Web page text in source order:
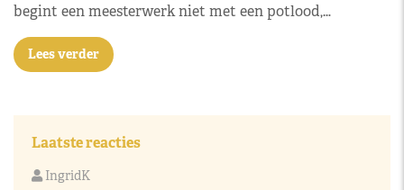
begint een meesterwerk niet met een potlood,…
Lees verder
Laatste reacties
IngridK